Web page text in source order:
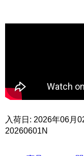
入荷日: 2026年06月
20260601N